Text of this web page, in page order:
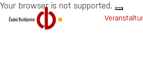
Your browser is not supported.